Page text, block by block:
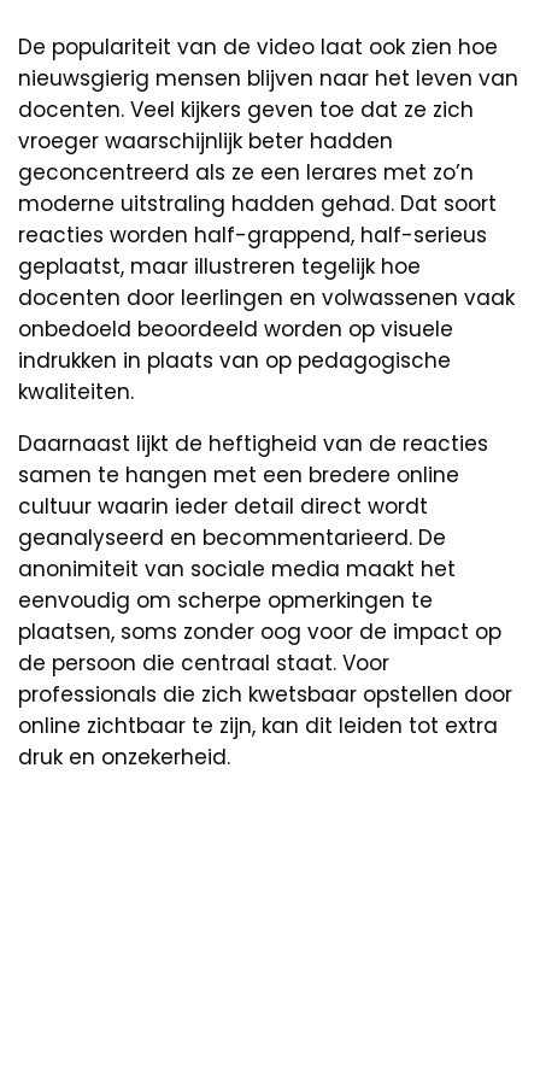
De populariteit van de video laat ook zien hoe
nieuwsgierig mensen blijven naar het leven van
docenten. Veel kijkers geven toe dat ze zich
vroeger waarschijnlijk beter hadden
geconcentreerd als ze een lerares met zo’n
moderne uitstraling hadden gehad. Dat soort
reacties worden half-grappend, half-serieus
geplaatst, maar illustreren tegelijk hoe
docenten door leerlingen en volwassenen vaak
onbedoeld beoordeeld worden op visuele
indrukken in plaats van op pedagogische
kwaliteiten.
Daarnaast lijkt de heftigheid van de reacties
samen te hangen met een bredere online
cultuur waarin ieder detail direct wordt
geanalyseerd en becommentarieerd. De
anonimiteit van sociale media maakt het
eenvoudig om scherpe opmerkingen te
plaatsen, soms zonder oog voor de impact op
de persoon die centraal staat. Voor
professionals die zich kwetsbaar opstellen door
online zichtbaar te zijn, kan dit leiden tot extra
druk en onzekerheid.